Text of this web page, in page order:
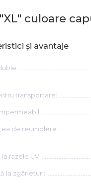
culoare
şi avantaje
transportare:
de reumplere:
razele UV
la zgârieturi: